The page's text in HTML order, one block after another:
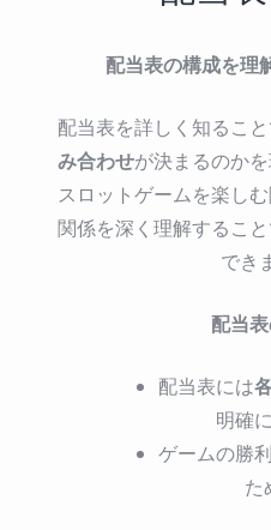
配当表の構成を理
配当表を詳しく知るこ
み合わせが決まるのかを
スロットゲームを楽し
関係を深く理解するこ
でき
配当
配当表には
明確
ゲームの勝
た